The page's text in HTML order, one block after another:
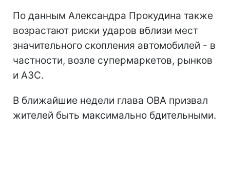
По данным Александра Прокудина также
возрастают риски ударов вблизи мест
значительного скопления автомобилей - в
частности, возле супермаркетов, рынков
и АЗС.
В ближайшие недели глава ОВА призвал
жителей быть максимально бдительными.